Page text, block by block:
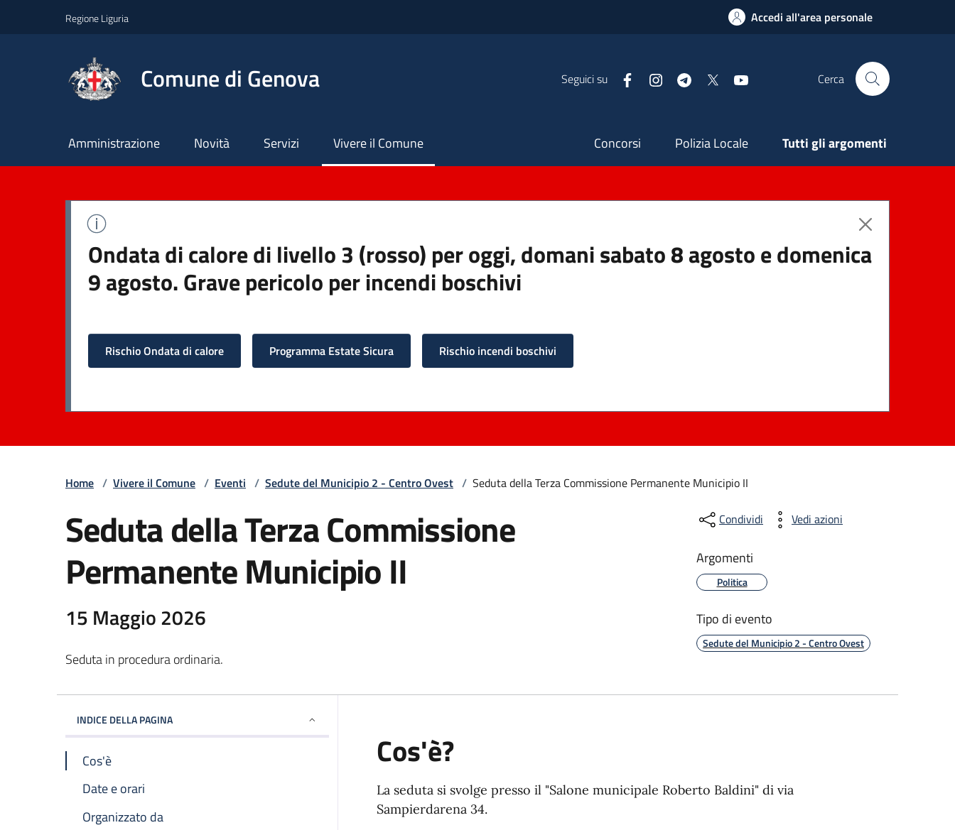
Regione Liguria Accedi all'area personale
Comune di Genova Seguici su FacebookInstagramTelegram Cerca
Principale
Amministrazione Novità Servizi Vivere il Comune Secondaria
Concorsi Polizia Locale Tutti gli argomenti
Ondata di calore di livello 3 (rosso) per oggi, domani sabato 8 agosto e domenica
9 agosto. Grave pericolo per incendi boschivi
Rischio Ondata di calore Programma Estate Sicura Rischio incendi boschivi
Home / Vivere il Comune / Eventi / Sedute del Municipio 2 - Centro Ovest / Seduta della Terza Commissione Permanente Municipio II
Seduta della Terza Commissione
Permanente Municipio II
15 Maggio 2026
Seduta in procedura ordinaria.
Condividi Vedi azioni
Argomenti
Politica
Tipo di evento
Sedute del Municipio 2 - Centro Ovest
INDICE DELLA PAGINA
Cos'è
Date e orari
Organizzato da
Cos'è?
La seduta si svolge presso il "Salone municipale Roberto Baldini" di via
Sampierdarena 34.